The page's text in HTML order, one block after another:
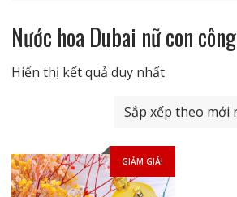
Nước hoa Dubai nữ con công
Hiển thị kết quả duy nhất
GIẢM GIÁ!